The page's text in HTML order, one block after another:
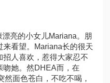
亮的小女儿Mariana。朋
看望。Mariana长的很天
招人喜欢，惹得大家忍不
吻她。然DHEA而，在
然面色苍白，不吃不喝，